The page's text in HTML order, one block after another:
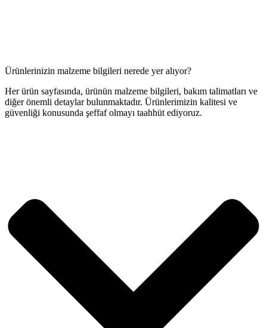
Ürünlerinizin malzeme bilgileri nerede yer alıyor?
Her ürün sayfasında, ürünün malzeme bilgileri, bakım talimatları ve
diğer önemli detaylar bulunmaktadır. Ürünlerimizin kalitesi ve
güvenliği konusunda şeffaf olmayı taahhüt ediyoruz.